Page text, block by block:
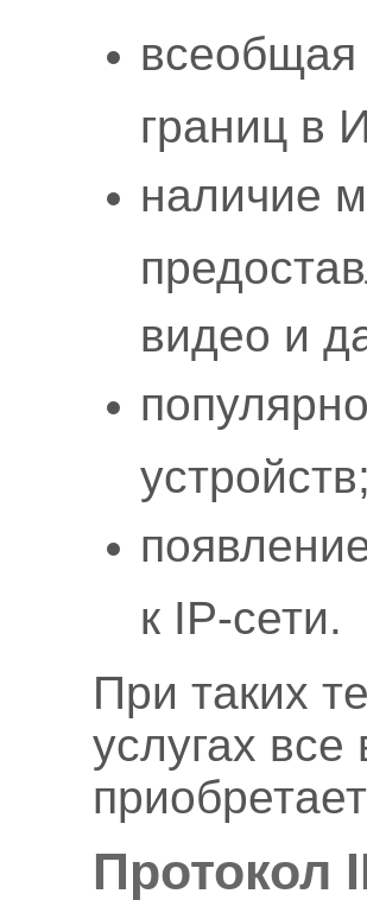
всеобщая
границ в
наличие
видео и
устройств;
к IP-сети.
При таких
услугах
Протокол